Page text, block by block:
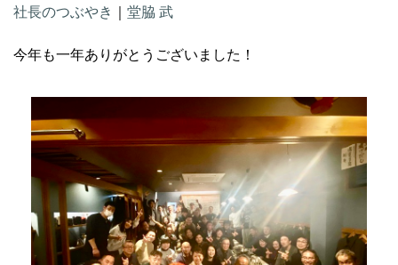
社長のつぶやき
堂脇 武
今年も一年ありがとうございました！